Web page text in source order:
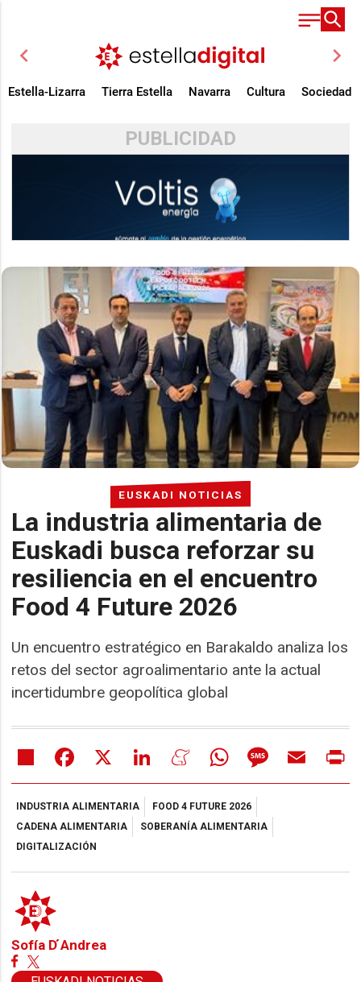
chevron_left chevron_right
Estella-Lizarra Tierra Estella Navarra Cultura Sociedad
PUBLICIDAD
EUSKADI NOTICIAS
La industria alimentaria de
Euskadi busca reforzar su
resiliencia en el encuentro
Food 4 Future 2026
Un encuentro estratégico en Barakaldo analiza los
retos del sector agroalimentario ante la actual
incertidumbre geopolítica global
Share Facebook LinkedIn MeneameWhatsAppMessageEmail
INDUSTRIA ALIMENTARIA
FOOD 4 FUTURE 2026
CADENA ALIMENTARIA
SOBERANÍA ALIMENTARIA
DIGITALIZACIÓN
Sofía D ́Andrea